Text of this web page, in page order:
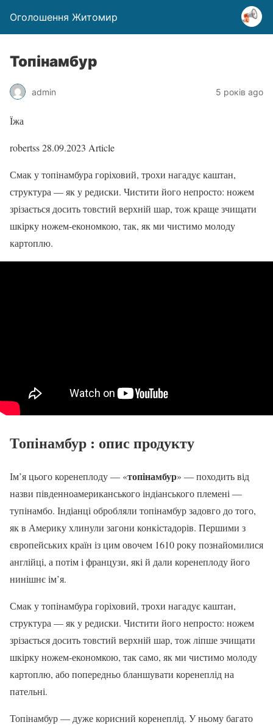
Оголошення Житомир
Топінамбур
admin 5 років ago
Їжа
robertss28.09.2023 Article
Смак у топінамбура горіховий, трохи нагадує каштан,
структура — як у редиски. Чистити його непросто: ножем
зрізається досить товстий верхній шар, тож краще зчищати
шкірку ножем-економкою, так, як ми чистимо молоду
картоплю.
Топінамбур : опис продукту
Ім’я цього коренеплоду — «топінамбур» — походить від
назви південноамериканського індіанського племені —
тупінамбо. Індіанці обробляли топінамбур задовго до того,
як в Америку хлинули загони конкістадорів. Першими з
європейських країн із цим овочем 1610 року познайомилися
англійці, а потім і французи, які й дали коренеплоду його
нинішнє ім’я.
Смак у топінамбура горіховий, трохи нагадує каштан,
структура — як у редиски. Чистити його непросто: ножем
зрізається досить товстий верхній шар, тож ліпше зчищати
шкірку ножем-економкою, так само, як ми чистимо молоду
картоплю, або попередньо бланшувати коренеплід на
пательні.
Топінамбур — дуже корисний коренеплід. У ньому багато